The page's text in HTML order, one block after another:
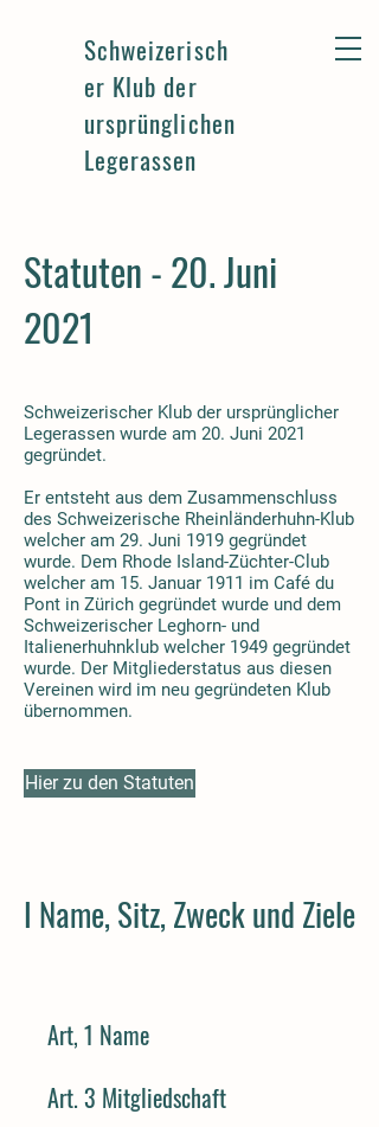
Schweizerisch
er Klub der
ursprünglichen
Legerassen
Statuten - 20. Juni
2021
Schweizerischer Klub der ursprünglicher
Legerassen wurde am 20. Juni 2021
gegründet.
Er entsteht aus dem Zusammenschluss
des Schweizerische Rheinländerhuhn-Klub
welcher am 29. Juni 1919 gegründet
wurde. Dem Rhode Island-Züchter-Club
welcher am 15. Januar 1911 im Café du
Pont in Zürich gegründet wurde und dem
Schweizerischer Leghorn- und
Italienerhuhnklub welcher 1949 gegründet
wurde. Der Mitgliederstatus aus diesen
Vereinen wird im neu gegründeten Klub
übernommen.
Hier zu den Statuten
I Name, Sitz, Zweck und Ziele
Art, 1 Name
Art. 3 Mitgliedschaft